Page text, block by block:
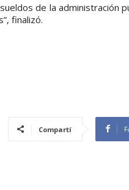
de la administración
finalizó.
Compartí